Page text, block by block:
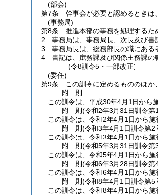
(部会)
第7条
幹事会が必要と認めるときは、
(事務局)
第8条
推進本部の事務を処理するた
2
事務局は、事務局長、次長及び書
3
事務局長は、総務部長の職にある
4
書記は、庶務課及び関係主務課の
(令8訓令5・一部改正)
(委任)
第9条
この訓令に定めるもののほか
附 則
この訓令は、平成30年4月1日から
附 則(令和2年3月31日訓令第
この訓令は、令和2年4月1日から施
附 則(令和3年4月1日訓令第2
この訓令は、令和3年4月1日から施
附 則(令和5年3月31日訓令第
この訓令は、令和5年4月1日から施
附 則(令和6年3月28日訓令第
この訓令は、令和6年4月1日から施
附 則(令和8年4月1日訓令第5
この訓令は、令和8年4月1日から施